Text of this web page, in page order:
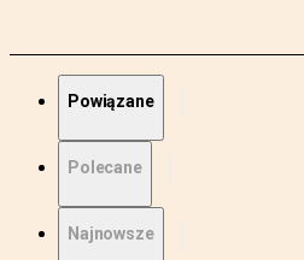
Powiązane
Polecane
Najnowsze